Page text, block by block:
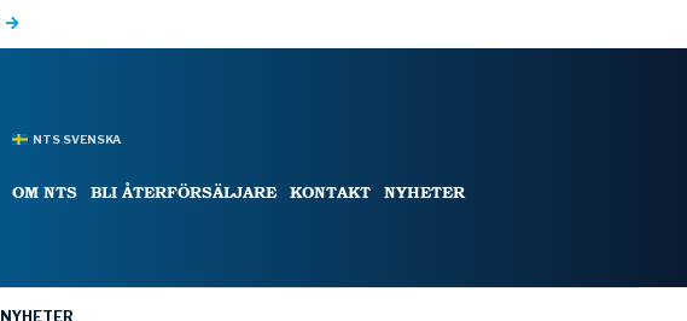
NTS SVENSKA
OM NTS BLI ÅTERFÖRSÄLJARE KONTAKT NYHETER
NYHETER